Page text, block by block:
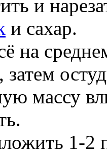
и
и сахар.
на
массу
1-2